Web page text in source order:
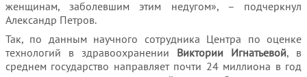
женщинам, заболевшим этим недугом», – подчеркнул
Александр Петров.
Так, по данным научного сотрудника Центра по оценке
технологий в здравоохранении Виктории Игнатьевой, в
среднем государство направляет почти 24 миллиона в год